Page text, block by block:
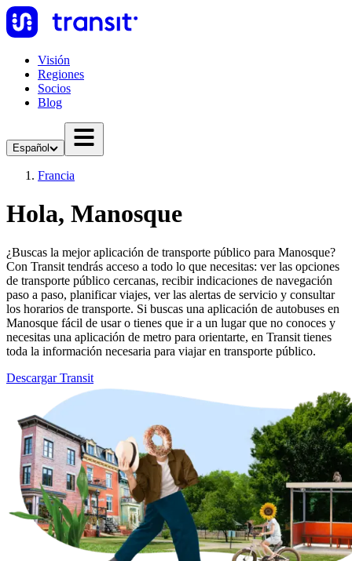
Visión
Regiones
Socios
Blog
Español
Francia
Hola, Manosque
¿Buscas la mejor aplicación de transporte público para Manosque?
Con Transit tendrás acceso a todo lo que necesitas: ver las opciones
de transporte público cercanas, recibir indicaciones de navegación
paso a paso, planificar viajes, ver las alertas de servicio y consultar
los horarios de transporte. Si buscas una aplicación de autobuses en
Manosque fácil de usar o tienes que ir a un lugar que no conoces y
necesitas una aplicación de metro para orientarte, en Transit tienes
toda la información necesaria para viajar en transporte público.
Descargar Transit